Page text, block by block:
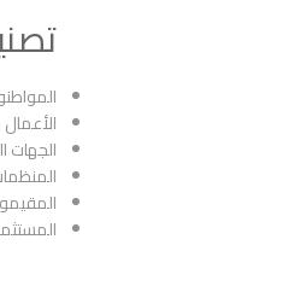
الأعمال
الجهات